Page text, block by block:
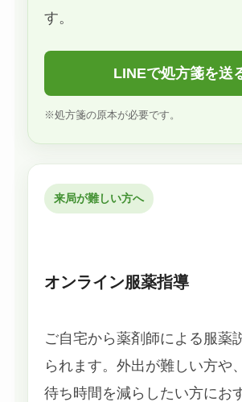
す。
LINEで処方箋を送
※処方箋の原本が必要です。
来局が難しい方へ
オンライン服薬指導
ご自宅から薬剤師による服薬
られます。外出が難しい方や
待ち時間を減らしたい方にお